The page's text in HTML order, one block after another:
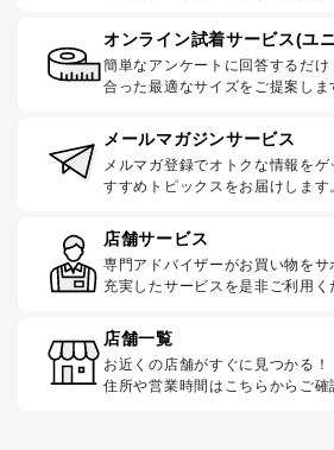
オンライン試着サービス(ユ
簡単なアンケートに回答するだ
合った最適なサイズをご提案しま
メールマガジンサービス
メルマガ登録でオトクな情報を
すすめトピックスをお届けします
店舗サービス
専門アドバイザーがお買い物をサ
充実したサービスを是非ご利用く
店舗一覧
お近くの店舗がすぐに見つかる！
住所や営業時間はこちらからご確